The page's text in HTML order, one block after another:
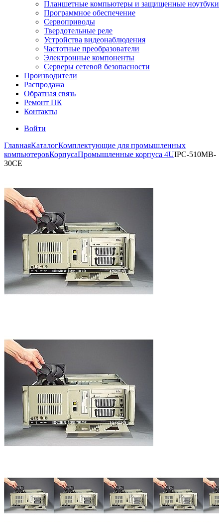
Планшетные компьютеры и защищенные ноутбуки
Программное обеспечение
Сервоприводы
Твердотельные реле
Устройства видеонаблюдения
Частотные преобразователи
Электронные компоненты
Серверы сетевой безопасности
Производители
Распродажа
Обратная связь
Ремонт ПК
Контакты
Войти
ГлавнаяКаталогКомплектующие для промышленных
компьютеровКорпусаПромышленные корпуса 4UIPC-510MB-
30CE